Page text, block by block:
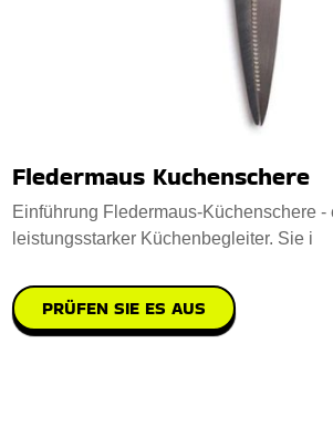
Fledermaus Kuchenschere
Einführung Fledermaus-Küchenschere - ein skurriler, aber
leistungsstarker Küchenbegleiter. Sie i
PRÜFEN SIE ES AUS